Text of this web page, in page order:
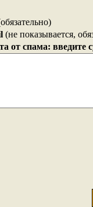
(не показывается,
от спама: введите